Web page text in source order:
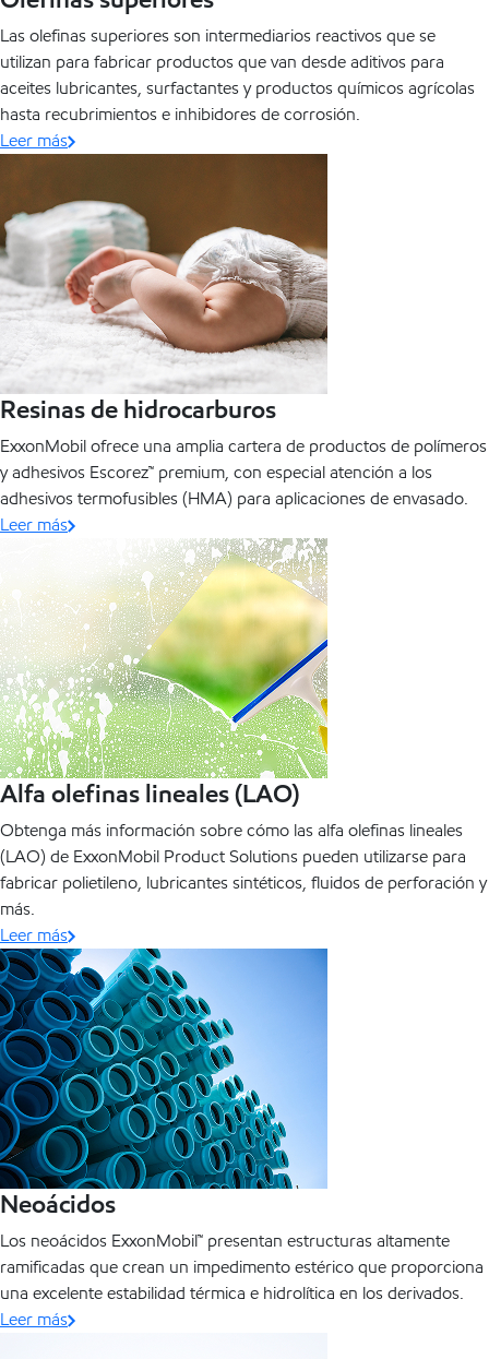
Las olefinas superiores son intermediarios reactivos que se
utilizan para fabricar productos que van desde aditivos para
aceites lubricantes, surfactantes y productos químicos agrícolas
hasta recubrimientos e inhibidores de corrosión.
Leer más
Resinas de hidrocarburos
ExxonMobil ofrece una amplia cartera de productos de polímeros
y adhesivos Escorez™ premium, con especial atención a los
adhesivos termofusibles (HMA) para aplicaciones de envasado.
Leer más
Alfa olefinas lineales (LAO)
Obtenga más información sobre cómo las alfa olefinas lineales
(LAO) de ExxonMobil Product Solutions pueden utilizarse para
fabricar polietileno, lubricantes sintéticos, fluidos de perforación y
más.
Leer más
Neoácidos
Los neoácidos ExxonMobil™ presentan estructuras altamente
ramificadas que crean un impedimento estérico que proporciona
una excelente estabilidad térmica e hidrolítica en los derivados.
Leer más